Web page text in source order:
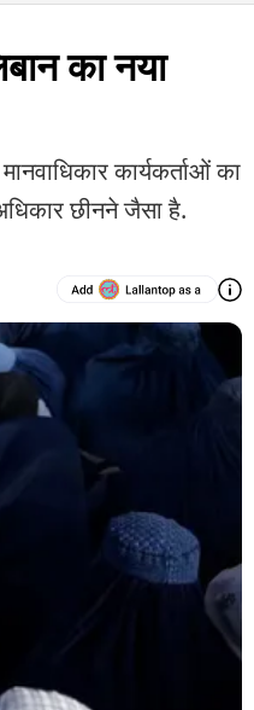
का नया
कार्यकर्ताओं का
छीनने जैसा है.